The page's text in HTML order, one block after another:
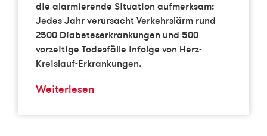
die alarmierende Situation aufmerksam:
Jedes Jahr verursacht Verkehrslärm rund
2500 Diabeteserkrankungen und 500
vorzeitige Todesfälle infolge von Herz-
Kreislauf-Erkrankungen.
Weiterlesen